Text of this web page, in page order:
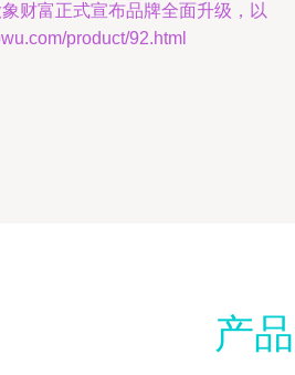
财富正式宣布品牌全面升级，以
product/92.html
产